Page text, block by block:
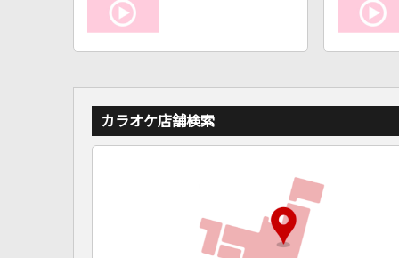
----
カラオケ店舗検索